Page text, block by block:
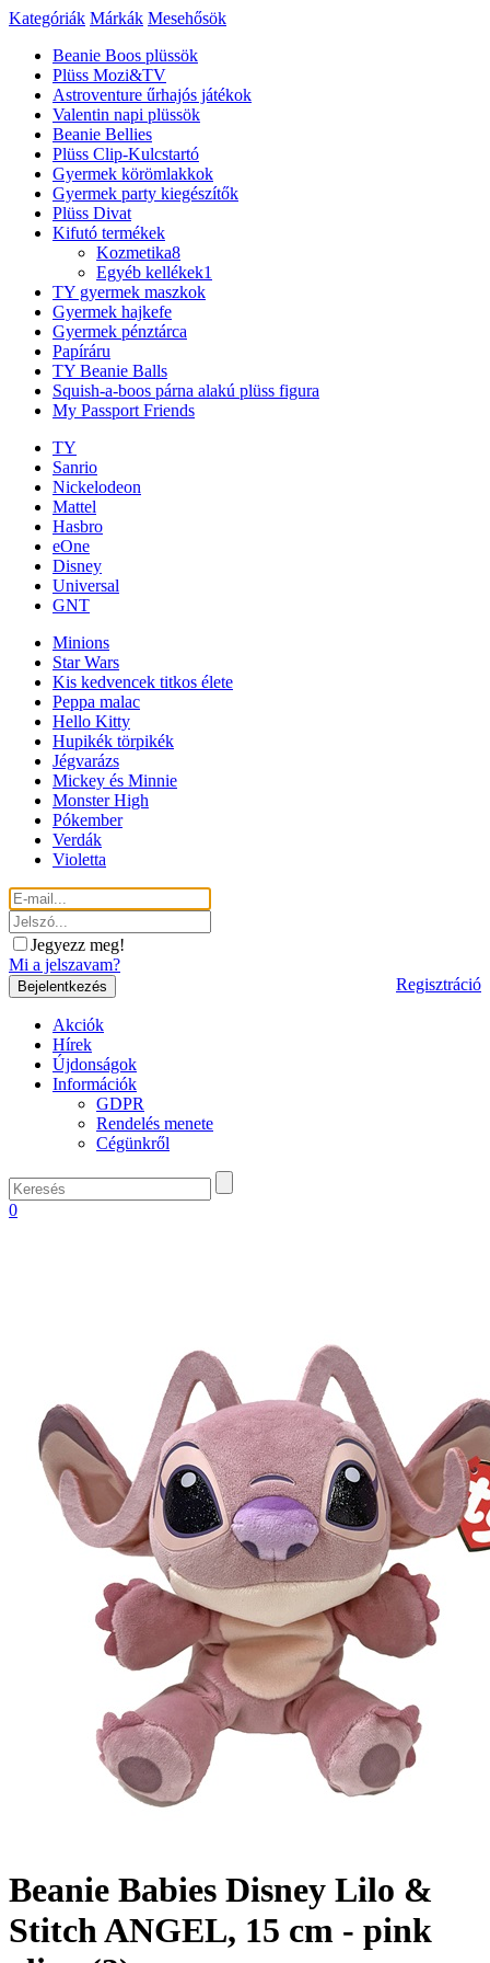
Kategóriák Márkák Mesehősök
Beanie Boos plüssök
Plüss Mozi&TV
Astroventure űrhajós játékok
Valentin napi plüssök
Beanie Bellies
Plüss Clip-Kulcstartó
Gyermek körömlakkok
Gyermek party kiegészítők
Plüss Divat
Kifutó termékek
Kozmetika8
Egyéb kellékek1
TY gyermek maszkok
Gyermek hajkefe
Gyermek pénztárca
Papíráru
TY Beanie Balls
Squish-a-boos párna alakú plüss figura
My Passport Friends
TY
Sanrio
Nickelodeon
Mattel
Hasbro
eOne
Disney
Universal
GNT
Minions
Star Wars
Kis kedvencek titkos élete
Peppa malac
Hello Kitty
Hupikék törpikék
Jégvarázs
Mickey és Minnie
Monster High
Pókember
Verdák
Violetta
Jegyezz meg!
Mi a jelszavam?
Regisztráció
Akciók
Hírek
Újdonságok
Információk
GDPR
Rendelés menete
Cégünkről
0
Beanie Babies Disney Lilo &
Stitch ANGEL, 15 cm - pink